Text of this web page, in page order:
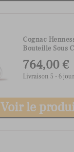
Cognac
Bouteille Sous
764,00 €
Livraison 5 - 6
Voir le